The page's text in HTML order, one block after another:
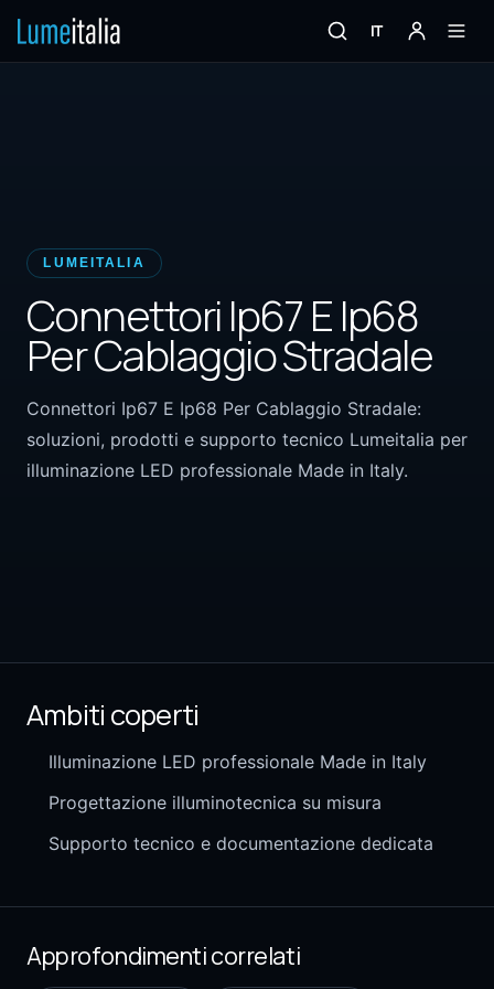
IT
LUMEITALIA
Connettori Ip67 E Ip68
Per Cablaggio Stradale
Connettori Ip67 E Ip68 Per Cablaggio Stradale:
soluzioni, prodotti e supporto tecnico Lumeitalia per
illuminazione LED professionale Made in Italy.
Ambiti coperti
Illuminazione LED professionale Made in Italy
Progettazione illuminotecnica su misura
Supporto tecnico e documentazione dedicata
Approfondimenti correlati